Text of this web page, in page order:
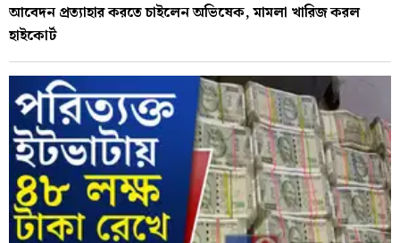
আবেদন প্রত্যাহার করতে চাইলেন অভিষেক, মামলা খারিজ করল
হাইকোর্ট